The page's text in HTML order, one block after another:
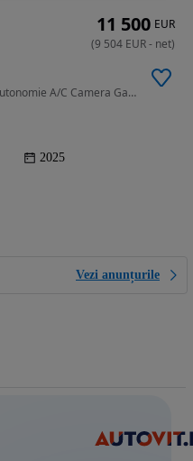
20 CP • AIGO M1 16ani 18CP 180kmAutonomie A/C Camera Garantie NOU
2025
Vezi anunțurile
11 500 EUR
(9 504 EUR- net)